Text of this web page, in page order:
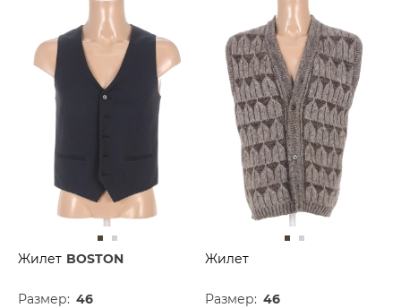
Жилет BOSTON
Размер: 46
Жилет
Размер: 46